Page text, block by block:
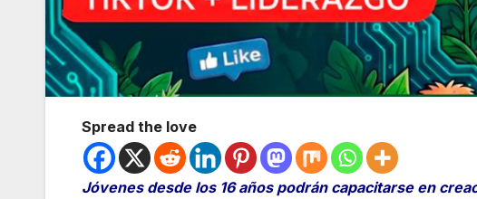
Spread the love
Jóvenes desde los 16 años podrán capacitarse en